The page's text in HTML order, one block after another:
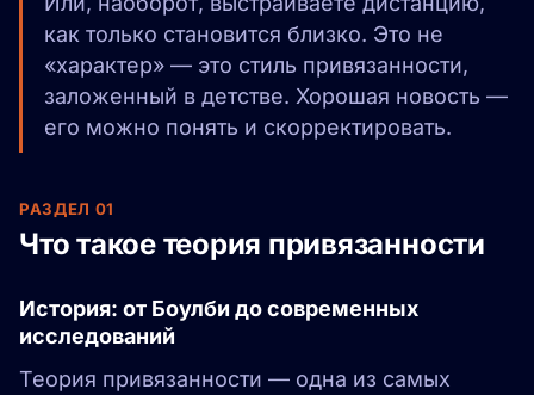
как только становится близко. Это не
«характер» — это стиль привязанности,
заложенный в детстве. Хорошая новость —
его можно понять и скорректировать.
РАЗДЕЛ 01
Что такое теория привязанности
История: от Боулби до современных
исследований
Теория привязанности — одна из самых